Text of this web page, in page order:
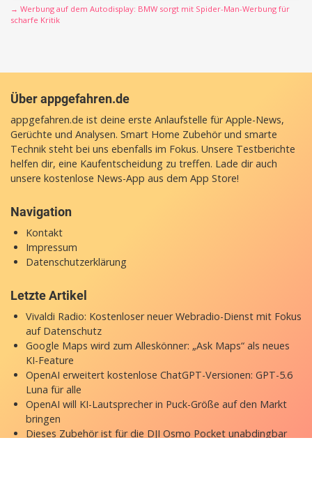
→ Werbung auf dem Autodisplay: BMW sorgt mit Spider-Man-Werbung für
scharfe Kritik
Über appgefahren.de
appgefahren.de ist deine erste Anlaufstelle für Apple-News,
Gerüchte und Analysen. Smart Home Zubehör und smarte
Technik steht bei uns ebenfalls im Fokus. Unsere Testberichte
helfen dir, eine Kaufentscheidung zu treffen. Lade dir auch
unsere kostenlose News-App aus dem App Store!
Navigation
Kontakt
Impressum
Datenschutzerklärung
Letzte Artikel
Vivaldi Radio: Kostenloser neuer Webradio-Dienst mit Fokus
auf Datenschutz
Google Maps wird zum Alleskönner: „Ask Maps“ als neues
KI-Feature
OpenAI erweitert kostenlose ChatGPT-Versionen: GPT-5.6
Luna für alle
OpenAI will KI-Lautsprecher in Puck-Größe auf den Markt
bringen
Dieses Zubehör ist für die DJI Osmo Pocket unabdingbar